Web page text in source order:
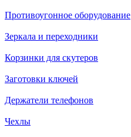
Противоугонное оборудование
Зеркала и переходники
Корзинки для скутеров
Заготовки ключей
Держатели телефонов
Чехлы